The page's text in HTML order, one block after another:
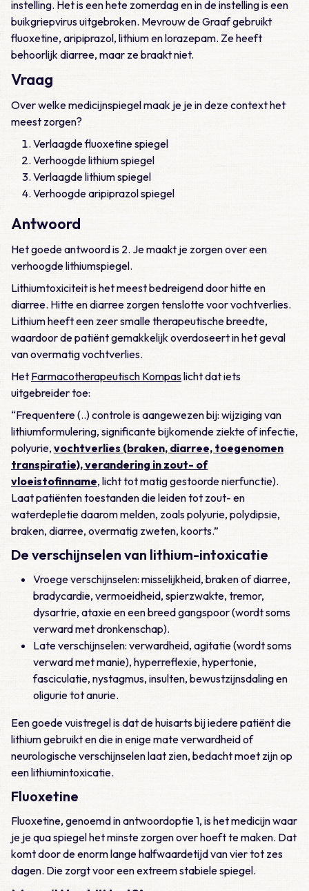
instelling. Het is een hete zomerdag en in de instelling is een
buikgriepvirus uitgebroken. Mevrouw de Graaf gebruikt
fluoxetine, aripiprazol, lithium en lorazepam. Ze heeft
behoorlijk diarree, maar ze braakt niet.
Vraag
Over welke medicijnspiegel maak je je in deze context het
meest zorgen?
Verlaagde fluoxetine spiegel
Verhoogde lithium spiegel
Verlaagde lithium spiegel
Verhoogde aripiprazol spiegel
Antwoord
Het goede antwoord is 2. Je maakt je zorgen over een
verhoogde lithiumspiegel.
Lithiumtoxiciteit is het meest bedreigend door hitte en
diarree. Hitte en diarree zorgen tenslotte voor vochtverlies.
Lithium heeft een zeer smalle therapeutische breedte,
waardoor de patiënt gemakkelijk overdoseert in het geval
van overmatig vochtverlies.
Het Farmacotherapeutisch Kompaslicht dat iets
uitgebreider toe:
“Frequentere (..) controle is aangewezen bij: wijziging van
lithiumformulering, significante bijkomende ziekte of infectie,
polyurie, vochtverlies (braken, diarree, toegenomen
transpiratie), verandering in zout- of
vloeistofinname, licht tot matig gestoorde nierfunctie).
Laat patiënten toestanden die leiden tot zout- en
waterdepletie daarom melden, zoals polyurie, polydipsie,
braken, diarree, overmatig zweten, koorts.”
De verschijnselen van lithium-intoxicatie
Vroege verschijnselen: misselijkheid, braken of diarree,
bradycardie, vermoeidheid, spierzwakte, tremor,
dysartrie, ataxie en een breed gangspoor (wordt soms
verward met dronkenschap).
Late verschijnselen: verwardheid, agitatie (wordt soms
verward met manie), hyperreflexie, hypertonie,
fasciculatie, nystagmus, insulten, bewustzijnsdaling en
oligurie tot anurie.
Een goede vuistregel is dat de huisarts bij iedere patiënt die
lithium gebruikt en die in enige mate verwardheid of
neurologische verschijnselen laat zien, bedacht moet zijn op
een lithiumintoxicatie.
Fluoxetine
Fluoxetine, genoemd in antwoordoptie 1, is het medicijn waar
je je qua spiegel het minste zorgen over hoeft te maken. Dat
komt door de enorm lange halfwaardetijd van vier tot zes
dagen. Die zorgt voor een extreem stabiele spiegel.